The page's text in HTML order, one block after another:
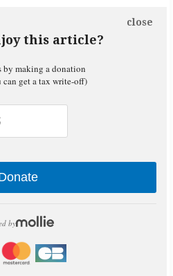
this article?
close
by making a donation
can get a tax write-off)
by